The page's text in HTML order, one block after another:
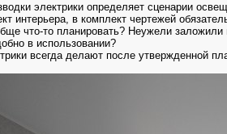
электрики определяет сценарии
интерьера, в комплект чертежей
что-то планировать? Неужели заложили
в использовании?
всегда делают после утвержденной